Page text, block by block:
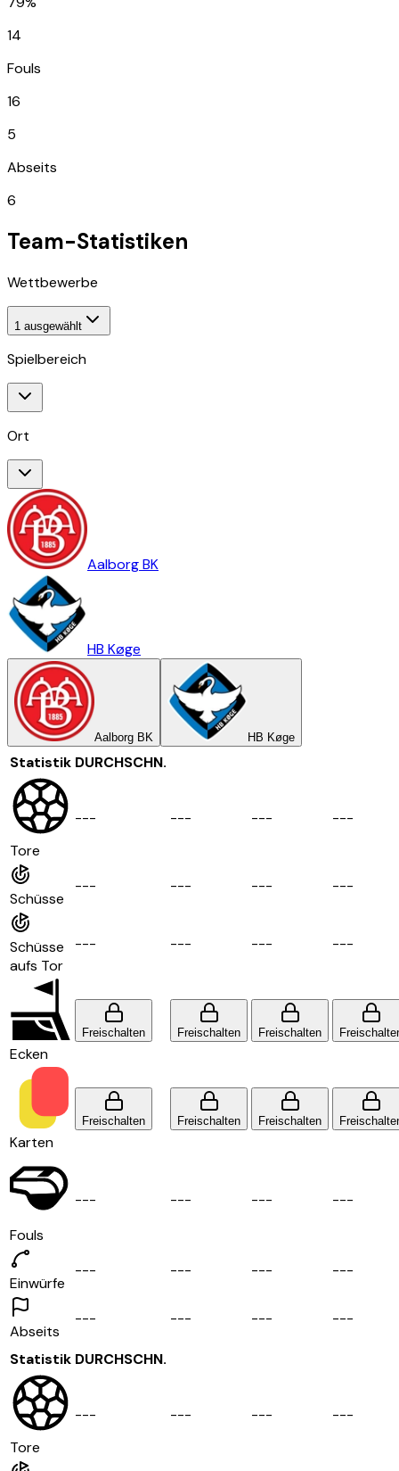
14
Fouls
16
5
Abseits
6
Team-Statistiken
Wettbewerbe
1 ausgewählt
Spielbereich
Ort
Aalborg BK
HB Køge
Aalborg BK HB Køge
Statistik DURCHSCHN.
Tore
--- --- --- ---
Schüsse
--- --- --- ---
Schüsse
aufs Tor
--- --- --- ---
Ecken
Freischalten Freischalten Freischalten
Karten
Freischalten Freischalten Freischalten
Fouls
--- --- --- ---
Einwürfe
--- --- --- ---
Abseits
--- --- --- ---
Statistik DURCHSCHN.
Tore
--- --- --- ---